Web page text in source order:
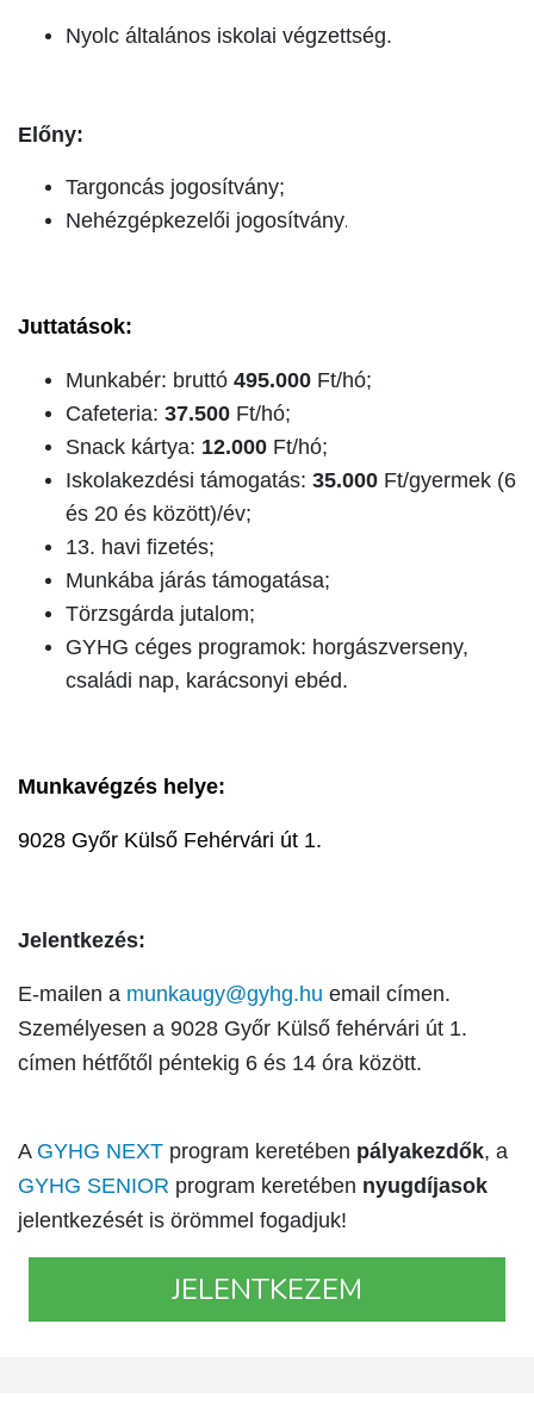
Nyolc általános iskolai végzettség.
Előny:
Targoncás jogosítvány;
Nehézgépkezelői jogosítvány.
Juttatások:
Munkabér: bruttó 495.000 Ft/hó;
Cafeteria: 37.500 Ft/hó;
Snack kártya: 12.000 Ft/hó;
Iskolakezdési támogatás: 35.000 Ft/gyermek (6
és 20 és között)/év;
13. havi fizetés;
Munkába járás támogatása;
Törzsgárda jutalom;
GYHG céges programok: horgászverseny,
családi nap, karácsonyi ebéd.
Munkavégzés helye:
9028 Győr Külső Fehérvári út 1.
Jelentkezés:
E-mailen a munkaugy@gyhg.hu email címen.
Személyesen a 9028 Győr Külső fehérvári út 1.
címen hétfőtől péntekig 6 és 14 óra között.
A GYHG NEXT program keretében pályakezdők, a
GYHG SENIOR program keretében nyugdíjasok
jelentkezését is örömmel fogadjuk!
JELENTKEZEM